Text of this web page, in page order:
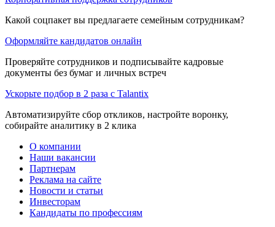
Какой соцпакет вы предлагаете семейным сотрудникам?
Оформляйте кандидатов онлайн
Проверяйте сотрудников и подписывайте кадровые
документы без бумаг и личных встреч
Ускорьте подбор в 2 раза с Talantix
Автоматизируйте сбор откликов, настройте воронку,
собирайте аналитику в 2 клика
О компании
Наши вакансии
Партнерам
Реклама на сайте
Новости и статьи
Инвесторам
Кандидаты по профессиям